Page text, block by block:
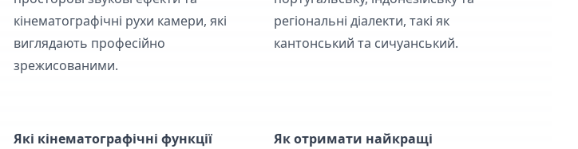
кінематографічні рухи камери, які
виглядають професійно
зрежисованими.
регіональні діалекти, такі як
кантонський та сичуанський.
Які кінематографічні функції
Як отримати найкращі